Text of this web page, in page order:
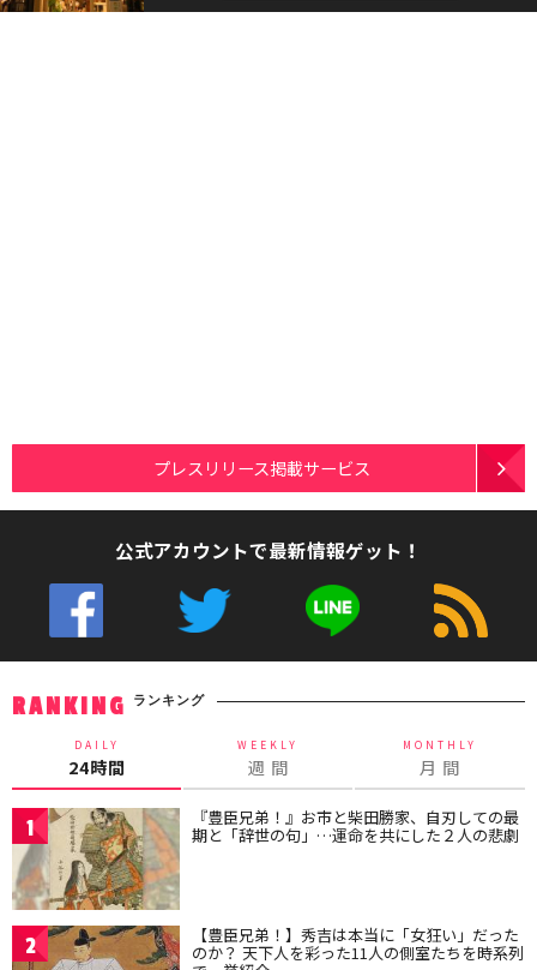
プレスリリース掲載サービス
公式アカウントで最新情報ゲット！
RANKING ランキング
DAILY
24時間
WEEKLY
週 間
MONTHLY
月 間
1 『豊臣兄弟！』お市と柴田勝家、自刃しての最
期と「辞世の句」…運命を共にした２人の悲劇
2 【豊臣兄弟！】秀吉は本当に「女狂い」だった
のか？ 天下人を彩った11人の側室たちを時系列